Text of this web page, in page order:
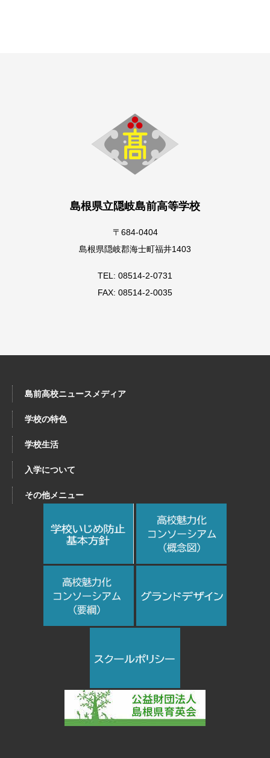
島根県立隠岐島前高等学校
〒684-0404
島根県隠岐郡海士町福井1403
TEL: 08514-2-0731
FAX: 08514-2-0035
島前高校ニュースメディア
学校の特色
学校生活
入学について
その他メニュー